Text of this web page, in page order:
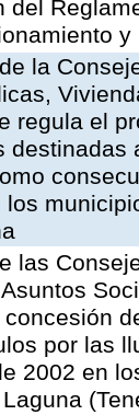
del
la
regula el
las
por las
2002 en